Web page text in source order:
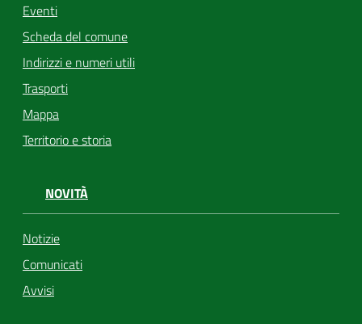
Eventi
Scheda del comune
Indirizzi e numeri utili
Trasporti
Mappa
Territorio e storia
NOVITÀ
Notizie
Comunicati
Avvisi